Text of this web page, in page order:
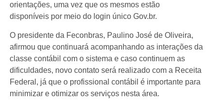
orientações, uma vez que os mesmos estão
disponíveis por meio do login único Gov.br.
O presidente da Feconbras, Paulino José de Oliveira,
afirmou que continuará acompanhando as interações da
classe contábil com o sistema e caso continuem as
dificuldades, novo contato será realizado com a Receita
Federal, já que o profissional contábil é importante para
minimizar e otimizar os serviços nesta área.